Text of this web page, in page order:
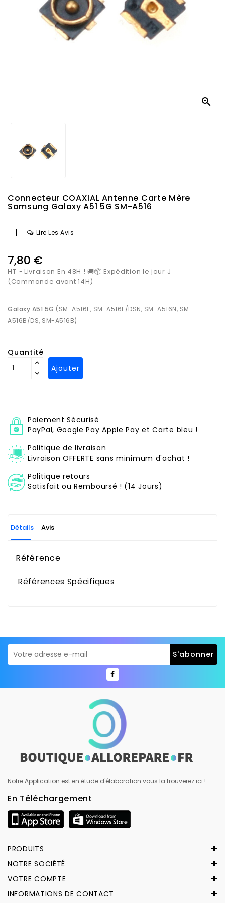

Connecteur COAXIAL Antenne Carte Mère
Samsung Galaxy A51 5G SM-A516
| Lire Les Avis
7,80 €
HT
Livraison En 48H ! 🚚📦 Expédition le jour J
(Commande avant 14H)
Galaxy A51 5G (SM-A516F, SM-A516F/DSN, SM-A516N, SM-
A516B/DS, SM-A516B)
Quantité
Ajouter
Paiement Sécurisé
PayPal, Google Pay Apple Pay et Carte bleu !
Politique de livraison
Livraison OFFERTE sans minimum d'achat !
Politique retours
Satisfait ou Remboursé ! (14 Jours)
Détails Avis
Référence
Références Spécifiques
Notre Application est en étude d'élaboration vous la trouverez ici !
En Téléchargement
PRODUITS
NOTRE SOCIÉTÉ
VOTRE COMPTE
INFORMATIONS DE CONTACT